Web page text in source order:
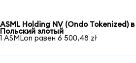
ASML Holding NV (Ondo Tokenized) в
Польский злотый
1 ASMLon равен 6 500,48 zł